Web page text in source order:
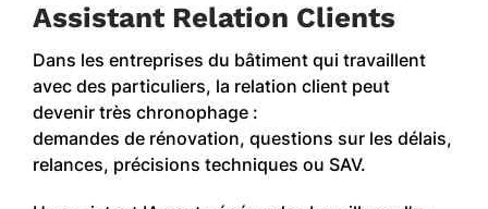
Assistant Relation Clients
Dans les entreprises du bâtiment qui travaillent
avec des particuliers, la relation client peut
devenir très chronophage :
demandes de rénovation, questions sur les délais,
relances, précisions techniques ou SAV.